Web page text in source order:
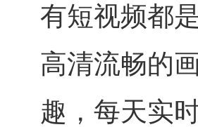
有短视频都
高清流畅的
趣，每天实